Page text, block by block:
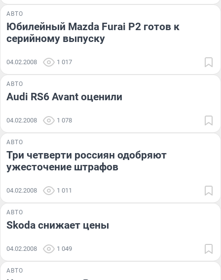
АВТО
Юбилейный Mazda Furai P2 готов к
серийному выпуску
04.02.2008 1 017
АВТО
Audi RS6 Avant оценили
04.02.2008 1 078
АВТО
Три четверти россиян одобряют
ужесточение штрафов
04.02.2008 1 011
АВТО
Skoda снижает цены
04.02.2008 1 049
АВТО